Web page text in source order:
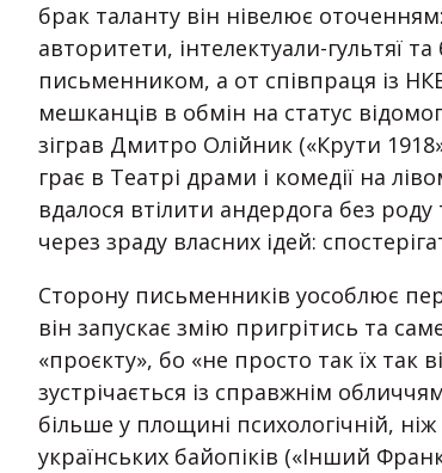
брак таланту він нівелює
авторитети, інтелектуали-гультяї
письменником, а от співпраця із
мешканців в обмін на статус
зіграв Дмитро Олійник («Крути
грає в Театрі драми і комедії на
вдалося втілити андердога без
через зраду власних ідей:
Сторону письменників уособлює
він запускає змію пригрітись та
«проєкту», бо «не просто так їх так
зустрічається із справжнім
більше у площині психологічній,
українських байопіків («Інший